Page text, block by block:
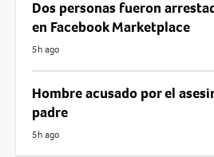
Dos personas fueron
en Facebook Marketplace
5h ago
Hombre acusado por el
padre
5h ago